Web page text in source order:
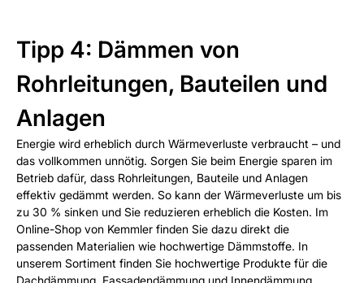
Tipp 4: Dämmen von
Rohrleitungen, Bauteilen und
Anlagen
Energie wird erheblich durch Wärmeverluste verbraucht – und
das vollkommen unnötig. Sorgen Sie beim Energie sparen im
Betrieb dafür, dass Rohrleitungen, Bauteile und Anlagen
effektiv gedämmt werden. So kann der Wärmeverluste um bis
zu 30 % sinken und Sie reduzieren erheblich die Kosten. Im
Online-Shop von Kemmler finden Sie dazu direkt die
passenden Materialien wie hochwertige Dämmstoffe. In
unserem Sortiment finden Sie hochwertige Produkte für die
Dachdämmung, Fassadendämmung und Innendämmung.